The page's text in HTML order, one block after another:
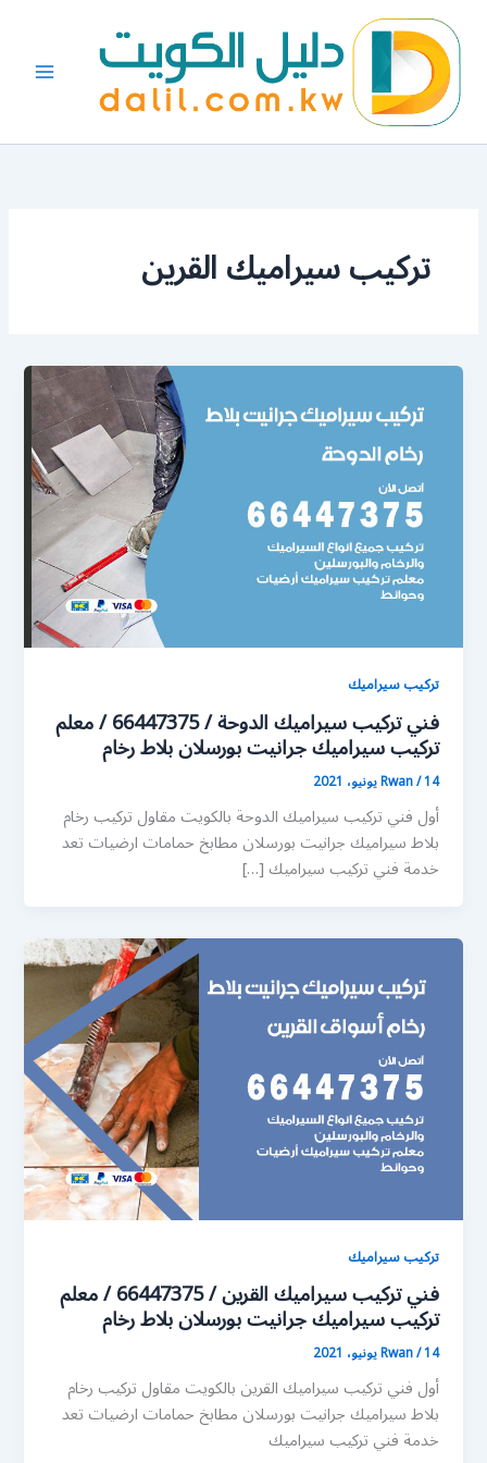
المحتوى
تركيب سيراميك القرين
تركيب سيراميك
فني تركيب سيراميك الدوحة / 66447375 / معلم
تركيب سيراميك جرانيت بورسلان بلاط رخام
Rwan/14 يونيو، 2021
أول فني تركيب سيراميك الدوحة بالكويت مقاول تركيب رخام
بلاط سيراميك جرانيت بورسلان مطابخ حمامات ارضيات تعد
خدمة فني تركيب سيراميك […]
تركيب سيراميك
فني تركيب سيراميك القرين / 66447375 / معلم
تركيب سيراميك جرانيت بورسلان بلاط رخام
Rwan/14 يونيو، 2021
أول فني تركيب سيراميك القرين بالكويت مقاول تركيب رخام
بلاط سيراميك جرانيت بورسلان مطابخ حمامات ارضيات تعد
خدمة فني تركيب سيراميك